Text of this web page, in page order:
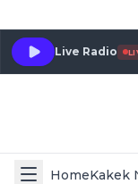
Live Radio
HomeKakek